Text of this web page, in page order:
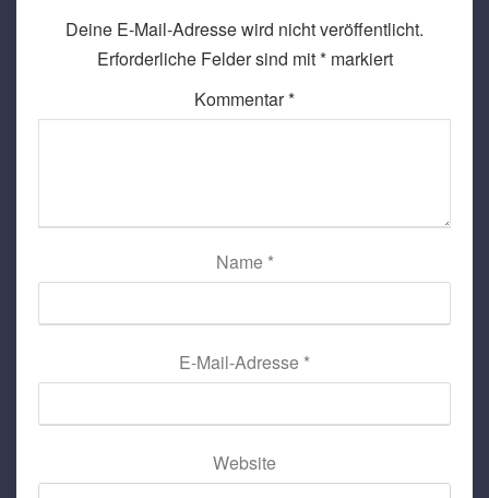
Deine E-Mail-Adresse wird nicht veröffentlicht.
Erforderliche Felder sind mit*markiert
Kommentar*
Name *
E-Mail-Adresse *
Website